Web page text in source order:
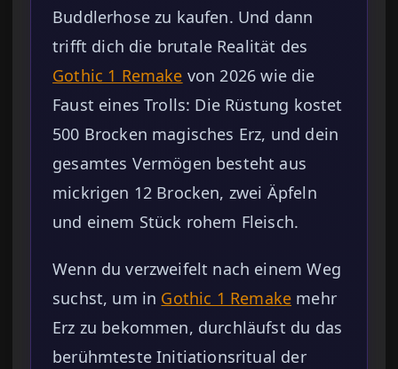
Buddlerhose zu kaufen. Und dann
trifft dich die brutale Realität des
Gothic 1 Remake von 2026 wie die
Faust eines Trolls: Die Rüstung kostet
500 Brocken magisches Erz, und dein
gesamtes Vermögen besteht aus
mickrigen 12 Brocken, zwei Äpfeln
und einem Stück rohem Fleisch.
Wenn du verzweifelt nach einem Weg
suchst, um in Gothic 1 Remake mehr
Erz zu bekommen, durchläufst du das
berühmteste Initiationsritual der